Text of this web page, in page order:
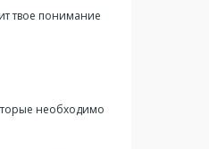
твое понимание
необходимо